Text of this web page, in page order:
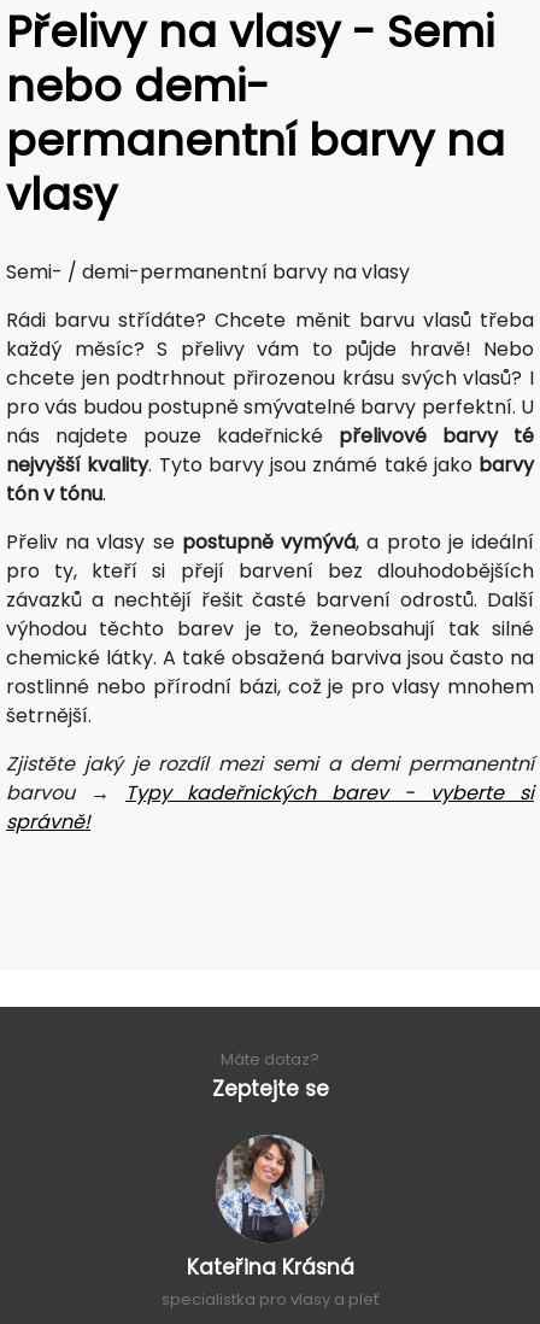
Přelivy na vlasy - Semi
nebo demi-
permanentní barvy na
vlasy
Semi- / demi-permanentní barvy na vlasy
Rádi barvu střídáte? Chcete měnit barvu vlasů třeba
každý měsíc? S přelivy vám to půjde hravě! Nebo
chcete jen podtrhnout přirozenou krásu svých vlasů? I
pro vás budou postupně smývatelné barvy perfektní. U
nás najdete pouze kadeřnické přelivové barvy té
nejvyšší kvality. Tyto barvy jsou známé také jako barvy
tón v tónu.
Přeliv na vlasy se postupně vymývá, a proto je ideální
pro ty, kteří si přejí barvení bez dlouhodobějších
závazků a nechtějí řešit časté barvení odrostů. Další
výhodou těchto barev je to, ženeobsahují tak silné
chemické látky. A také obsažená barviva jsou často na
rostlinné nebo přírodní bázi, což je pro vlasy mnohem
šetrnější.
Zjistěte jaký je rozdíl mezi semi a demi permanentní
barvou →
Typy kadeřnických barev - vyberte si
správně!
Máte dotaz?
Zeptejte se
Kateřina Krásná
specialistka pro vlasy a pleť